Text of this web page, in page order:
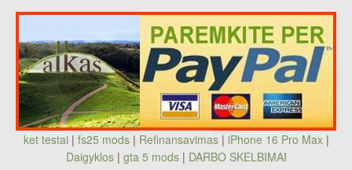
ket testai | fs25 mods| Refinansavimas| iPhone 16 Pro Max|
Daigyklos| gta 5 mods | DARBO SKELBIMAI